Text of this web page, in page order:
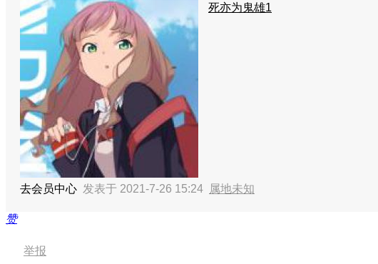
死亦为鬼雄1
去会员中心 发表于 2021-7-26 15:24 属地未知
赞
举报